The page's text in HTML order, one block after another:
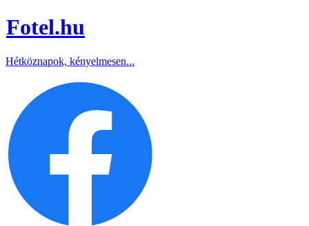
Fotel.hu
Hétköznapok, kényelmesen...